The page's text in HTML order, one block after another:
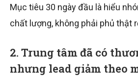
Mục tiêu 30 ngày đầu là hiểu
chất lượng, không phải phủ thật
2. Trung tâm đã có
nhưng lead giảm theo